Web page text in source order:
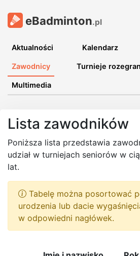
eBadminton.pl
Aktualności Kalendarz
Zawodnicy Turnieje
Multimedia
Lista zawodników
Poniższa lista przedstawia
udział w turniejach seniorów w
lat.
Tabelę można posortować
urodzenia lub dacie
w odpowiedni nagłówek.